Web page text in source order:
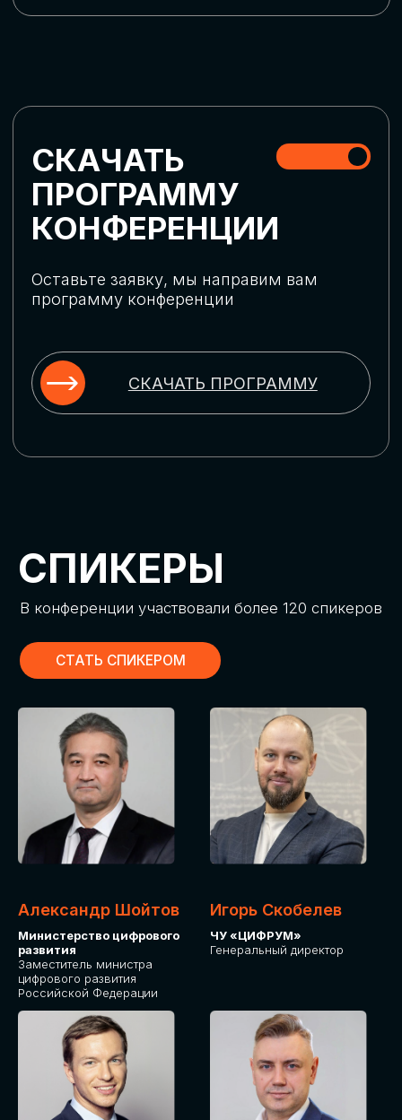
Александр Шойтов
Министерство цифрового
развития
Заместитель министра
цифрового развития
Российской Федерации
Игорь Скобелев
ЧУ «ЦИФРУМ»
Генеральный директор